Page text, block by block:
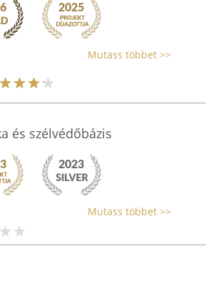
Mutass többet >>
és szélvédőbázis
Mutass többet >>